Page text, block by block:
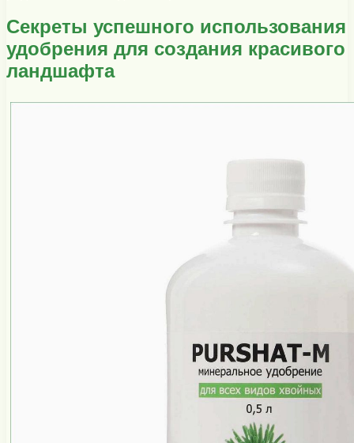
Секреты успешного использования
удобрения для создания красивого
ландшафта